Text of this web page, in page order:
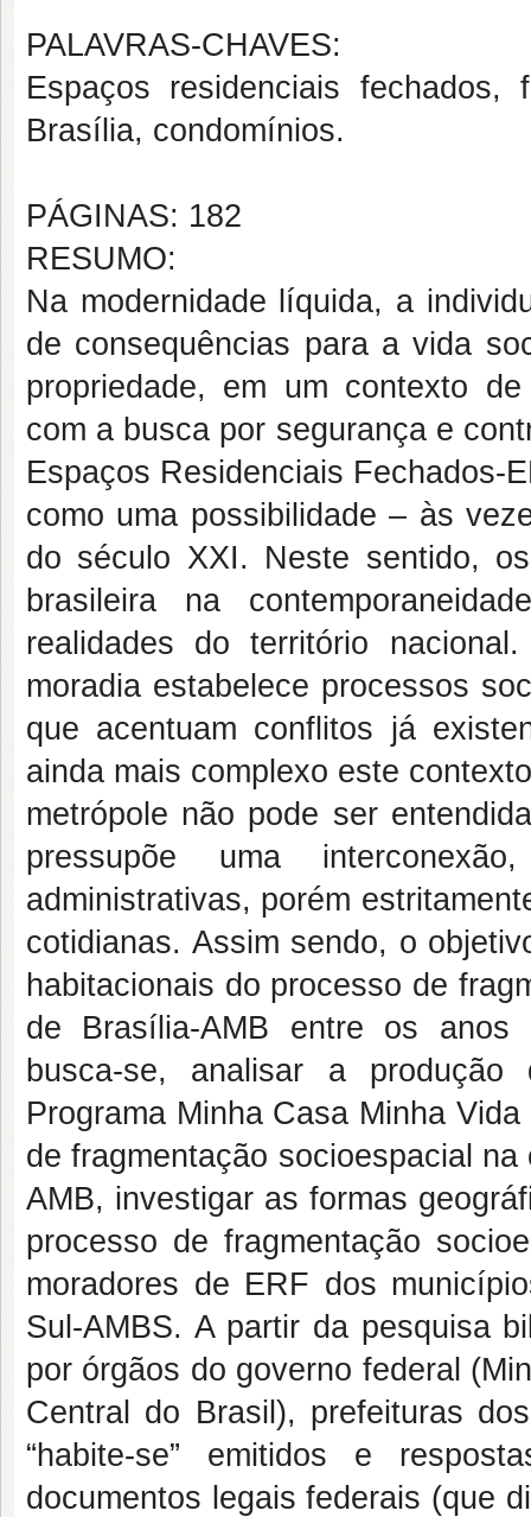
PALAVRAS-CHAVES:
Espaços residenciais fechados,
Brasília, condomínios.
PÁGINAS: 182
RESUMO:
Na modernidade líquida, a
de consequências para a vida
propriedade, em um contexto
com a busca por segurança e
Espaços Residenciais Fechados-
como uma possibilidade – às
do século XXI. Neste sentido,
brasileira na
realidades do território
moradia estabelece processos
que acentuam conflitos já
ainda mais complexo este
metrópole não pode ser
pressupõe uma
administrativas, porém
cotidianas. Assim sendo, o
habitacionais do processo de
de Brasília-AMB entre os anos
busca-se, analisar a produção
Programa Minha Casa Minha
de fragmentação socioespacial
AMB, investigar as formas
processo de fragmentação
moradores de ERF dos
Sul-AMBS. A partir da pesquisa
por órgãos do governo federal
Central do Brasil), prefeituras
“habite-se” emitidos e
documentos legais federais (que